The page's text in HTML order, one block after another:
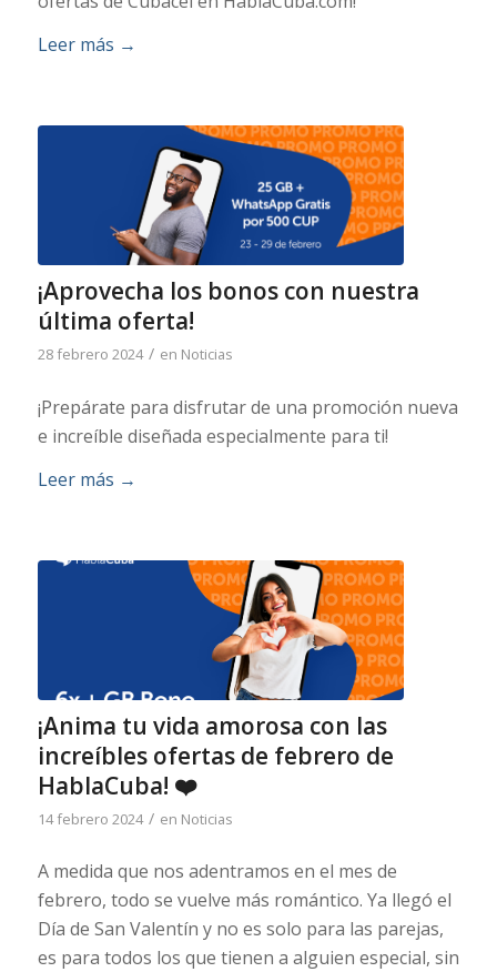
Leer más →
¡Aprovecha los bonos con nuestra
última oferta!
28 febrero 2024 / en Noticias
¡Prepárate para disfrutar de una promoción nueva
e increíble diseñada especialmente para ti!
Leer más →
¡Anima tu vida amorosa con las
increíbles ofertas de febrero de
HablaCuba! ❤️
14 febrero 2024 / en Noticias
A medida que nos adentramos en el mes de
febrero, todo se vuelve más romántico. Ya llegó el
Día de San Valentín y no es solo para las parejas,
es para todos los que tienen a alguien especial, sin